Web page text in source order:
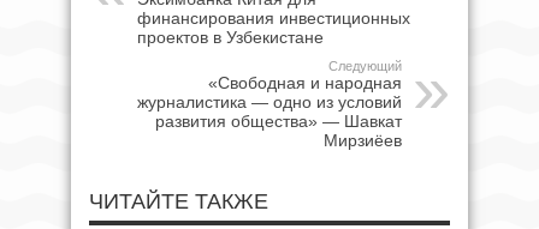
финансирования инвестиционных
проектов в Узбекистане
Следующий
«Свободная и народная
журналистика — одно из условий
развития общества» — Шавкат
Мирзиёев
ЧИТАЙТЕ ТАКЖЕ